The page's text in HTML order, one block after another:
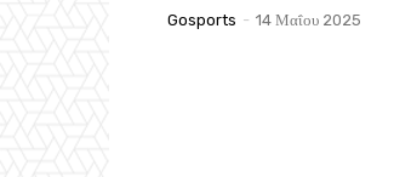
Gosports - 14 Μαΐου 2025